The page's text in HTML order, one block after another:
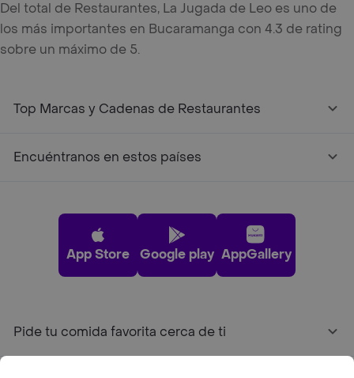
Del total de Restaurantes, La Jugada de Leo es uno de
los más importantes en Bucaramanga con 4.3 de rating
sobre un máximo de 5.
Top Marcas y Cadenas de Restaurantes
Encuéntranos en estos países
App Store Google play AppGallery
Pide tu comida favorita cerca de ti